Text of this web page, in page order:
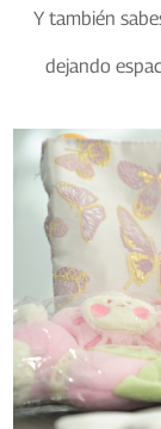
Y también
dejando